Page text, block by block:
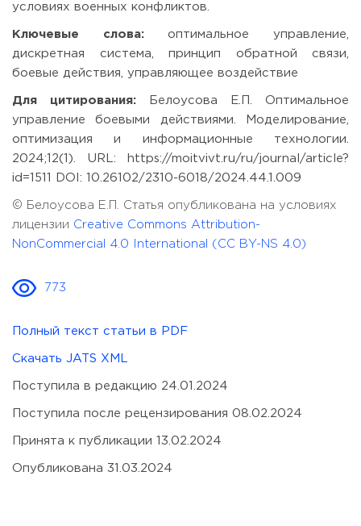
условиях военных конфликтов.
Ключевые слова:оптимальное управление,
дискретная система, принцип обратной связи,
боевые действия, управляющее воздействие
Для цитирования: Белоусова Е.П. Оптимальное
управление боевыми действиями. Моделирование,
оптимизация и информационные технологии.
2024;12(1). URL: https://moitvivt.ru/ru/journal/article?
id=1511 DOI: 10.26102/2310-6018/2024.44.1.009
© Белоусова Е.П. Статья опубликована на условиях
лицензии Creative Commons Attribution-
NonCommercial 4.0 International (CC BY-NS 4.0)
773
Полный текст статьи в PDF
Скачать JATS XML
Поступила в редакцию 24.01.2024
Поступила после рецензирования 08.02.2024
Принята к публикации 13.02.2024
Опубликована 31.03.2024